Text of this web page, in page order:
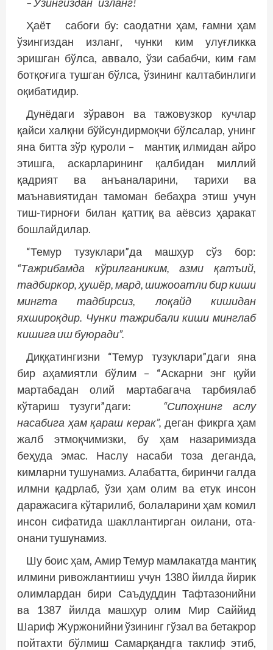
Ҳаёт сабоғи бу: саодатни ҳам, ғамни ҳам
ўзингиздан изланг, чунки ким улуғликка
эришган бўлса, аввало, ўзи сабабчи, ким ғам
ботқоғига тушган бўлса, ўзининг калтабинлиги
оқибатидир.
Дунёдаги зўравон ва тажовузкор кучлар
қайси халқни бўйсундирмоқчи бўлсалар, унинг
яна битта зўр қуроли – мантиқ илмидан айро
этишга, аскарларининг қалбидан миллий
қадрият ва анъаналарини, тарихи ва
маънавиятидан тамоман бебаҳра этиш учун
тиш-тирноғи билан қаттиқ ва аёвсиз ҳаракат
бошлайдилар.
“Темур тузуклари”да машҳур сўз бор:
“Тажрибамда кўрилганиким, азми қатъий,
тадбиркор, ҳушёр, мард, шижооатли бир киши
мингта тадбирсиз, лоқайд кишидан
яхшироқдир. Чунки тажрибали киши минглаб
кишига иш буюради”.
Диққатингизни “Темур тузуклари”даги яна
бир аҳамиятли бўлим – “Аскарни энг қуйи
мартабадан олий мартабагача тарбиялаб
кўтариш тузуги”даги: “Сипоҳнинг аслу
насабига ҳам қараш керак”, деган фикрга ҳам
жалб этмоқчимизки, бу ҳам назаримизда
беҳуда эмас. Наслу насаби тоза деганда,
кимларни тушунамиз. Алабатта, биринчи галда
илмни қадрлаб, ўзи ҳам олим ва етук инсон
даражасига кўтарилиб, болаларини ҳам комил
инсон сифатида шакллантирган оилани, ота-
онани тушунамиз.
Шу боис ҳам, Амир Темур мамлакатда мантиқ
илмини ривожлантииш учун 1380 йилда йирик
олимлардан бири Саъдуддин Тафтазонийни
ва 1387 йилда машҳур олим Мир Саййид
Шариф Журжонийни ўзининг гўзал ва бетакрор
пойтахти бўлмиш Самарқандга таклиф этиб,